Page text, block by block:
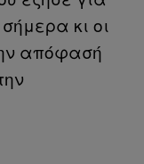
κι οι
απόφασή